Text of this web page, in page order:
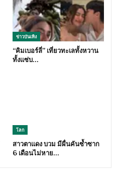
ข่าวบันเทิง
“คิมเบอร์ลี่” เที่ยวทะเลทั้งหวาน
ทั้งแซ่บ…
โลก
สาวตาแดง บวม มีผื่นคันซ้ำซาก
6 เดือนไม่หาย…